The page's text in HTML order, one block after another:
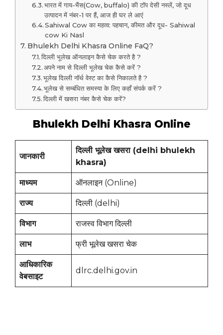
भारत में गाय-भैंस(Cow, buffalo) की टॉप देसी नस्लें, जो दूध
उत्पादन में नंबर-1 पर हैं, आज ही घर ले आएं
Sahiwal Cow का महत्व: पहचान, कीमत और दूध- Sahiwal
cow Ki Nasl
Bhulekh Delhi Khasra Online FaQ?
दिल्ली भूलेख ऑनलाइन कैसे चेक करते है ?
अपने नाम से दिल्ली भूलेख चेक कैसे करें ?
भूलेख दिल्ली नॉर्थ वेस्ट का कैसे निकालते है ?
भूलेख से सम्बंधित समस्या के लिए कहाँ संपर्क करें ?
दिल्ली में खसरा नंबर कैसे चेक करें?
Bhulekh Delhi Khasra Online
जानकारी
दिल्ली भूलेख खसरा (delhi bhulekh
khasra)
माध्यम ऑनलाइन (Online)
राज्य दिल्ली (delhi)
विभाग राजस्व विभाग दिल्ली
लाभ फ्री भूलेख खसरा चेक
आधिकारिक
वेबसाइट
dlrc.delhi.gov.in